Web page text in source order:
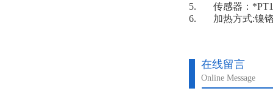
5. 传感器：
6. 加热方式:镍铬
在线留言
Online Message